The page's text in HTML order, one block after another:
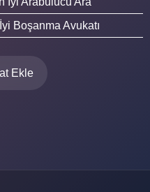
Boşanma Avukatı
Ekle